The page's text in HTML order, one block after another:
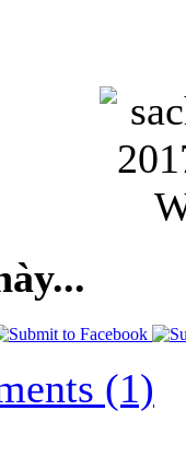
(1)